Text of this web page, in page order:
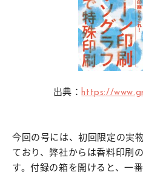
出典： https://
今回の号には、初回限定の実
ており、弊社からは香料印刷
す。付録の箱を開けると、一